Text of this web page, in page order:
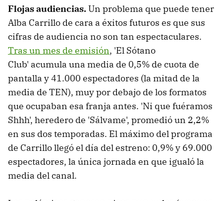
Flojas audiencias.Un problema que puede tener
Alba Carrillo de cara a éxitos futuros es que sus
cifras de audiencia no son tan espectaculares.
Tras un mes de emisión, 'El Sótano
Club' acumula una media de 0,5% de cuota de
pantalla y 41.000 espectadores (la mitad de la
media de TEN), muy por debajo de los formatos
que ocupaban esa franja antes. 'Ni que fuéramos
Shhh', heredero de 'Sálvame', promedió un 2,2%
en sus dos temporadas. El máximo del programa
de Carrillo llegó el día del estreno: 0,9% y 69.000
espectadores, la única jornada en que igualó la
media del canal.